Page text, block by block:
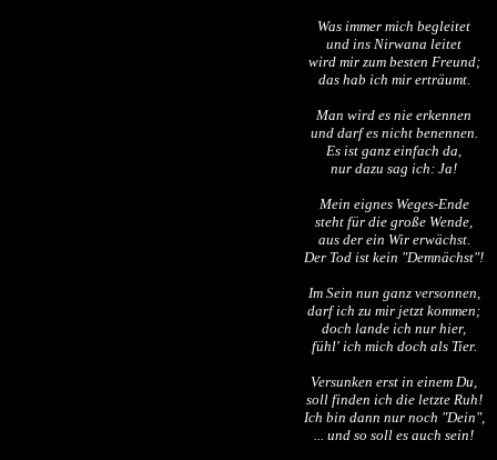
Was immer mich begleitet
und ins Nirwana leitet
wird mir zum besten Freund;
das hab ich mir erträumt.
Man wird es nie erkennen
und darf es nicht benennen.
Es ist ganz einfach da,
nur dazu sag ich: Ja!
Mein eignes Weges-Ende
steht für die große Wende,
aus der ein Wir erwächst.
Der Tod ist kein "Demnächst"!
Im Sein nun ganz versonnen,
darf ich zu mir jetzt kommen;
doch lande ich nur hier,
fühl' ich mich doch als Tier.
Versunken erst in einem Du,
soll finden ich die letzte Ruh!
Ich bin dann nur noch "Dein",
... und so soll es auch sein!